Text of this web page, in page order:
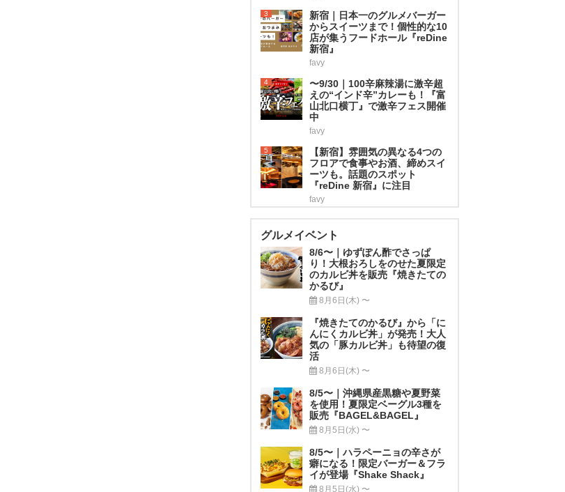
3
新宿｜日本一のグルメバーガー
からスイーツまで！個性的な10
店が集うフードホール『reDine
新宿』
favy
4
〜9/30｜100辛麻辣湯に激辛超
えの“インド辛”カレーも！『富
山北口横丁』で激辛フェス開催
中
favy
5
【新宿】雰囲気の異なる4つの
フロアで食事やお酒、締めスイ
ーツも。話題のスポット
『reDine 新宿』に注目
favy
グルメイベント
8/6〜｜ゆずぽん酢でさっぱ
り！大根おろしをのせた夏限定
のカルビ丼を販売『焼きたての
かるび』
8月6日(木) 〜
『焼きたてのかるび』から「に
んにくカルビ丼」が発売！大人
気の「豚カルビ丼」も待望の復
活
8月6日(木) 〜
8/5〜｜沖縄県産黒糖や夏野菜
を使用！夏限定ベーグル3種を
販売『BAGEL&BAGEL』
8月5日(水) 〜
8/5〜｜ハラペーニョの辛さが
癖になる！限定バーガー＆フラ
イが登場『Shake Shack』
8月5日(水) 〜